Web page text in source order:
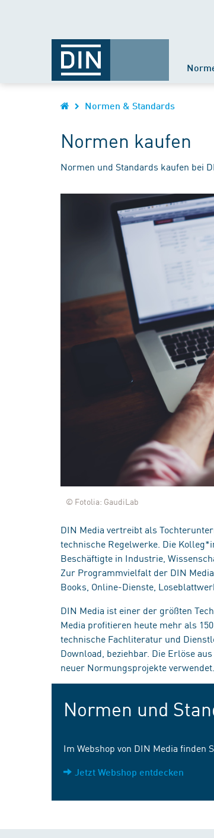
Normen & Standards
Normen kaufen
Normen und Standards kaufen bei
© Fotolia: GaudiLab
DIN Media vertreibt als
technische Regelwerke. Die
Beschäftigte in Industrie,
Zur Programmvielfalt der DIN
Books, Online-Dienste,
DIN Media ist einer der größten
Media profitieren heute mehr als
technische Fachliteratur und
Download, beziehbar. Die Erlöse
neuer Normungsprojekte verwendet.
Normen und
Im Webshop von DIN Media
Jetzt Webshop entdecken